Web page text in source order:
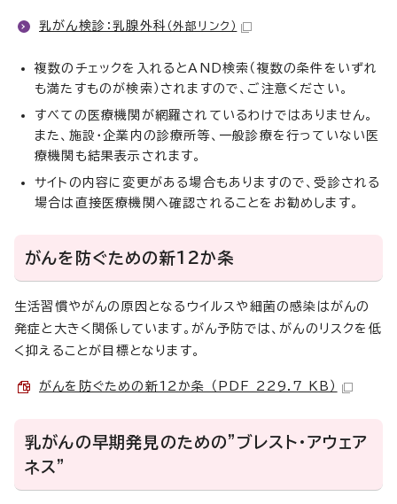
乳がん検診：乳腺外科 （外部リンク）
複数のチェックを入れるとAND検索（複数の条件をいずれ
も満たすものが検索）されますので、ご注意ください。
すべての医療機関が網羅されているわけではありません。
また、施設・企業内の診療所等、一般診療を行っていない医
療機関も結果表示されます。
サイトの内容に変更がある場合もありますので、受診される
場合は直接医療機関へ確認されることをお勧めします。
がんを防ぐための新12か条
生活習慣やがんの原因となるウイルスや細菌の感染はがんの
発症と大きく関係しています。がん予防では、がんのリスクを低
く抑えることが目標となります。
がんを防ぐための新12か条 （PDF 229.7 KB）
乳がんの早期発見のための”ブレスト・アウェア
ネス”